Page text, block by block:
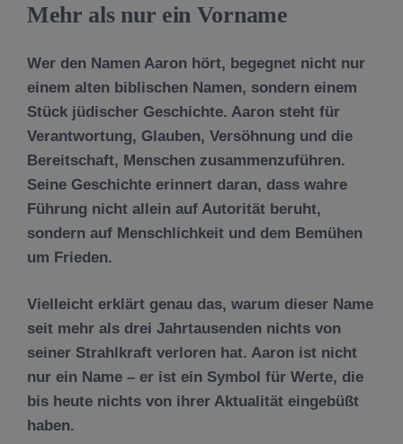
Mehr als nur ein Vorname
Wer den Namen Aaron hört, begegnet nicht nur
einem alten biblischen Namen, sondern einem
Stück jüdischer Geschichte. Aaron steht für
Verantwortung, Glauben, Versöhnung und die
Bereitschaft, Menschen zusammenzuführen.
Seine Geschichte erinnert daran, dass wahre
Führung nicht allein auf Autorität beruht,
sondern auf Menschlichkeit und dem Bemühen
um Frieden.
Vielleicht erklärt genau das, warum dieser Name
seit mehr als drei Jahrtausenden nichts von
seiner Strahlkraft verloren hat. Aaron ist nicht
nur ein Name – er ist ein Symbol für Werte, die
bis heute nichts von ihrer Aktualität eingebüßt
haben.